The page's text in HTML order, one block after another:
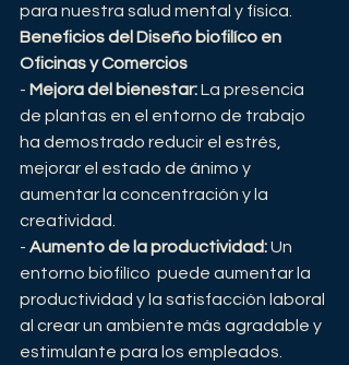
para nuestra salud mental y física.
Beneficios del Diseño biofilíco en
Oficinas y Comercios
- Mejora del bienestar: La presencia
de plantas en el entorno de trabajo
ha demostrado reducir el estrés,
mejorar el estado de ánimo y
aumentar la concentración y la
creatividad.
- Aumento de la productividad: Un
entorno biofilíco  puede aumentar la
productividad y la satisfacción laboral
al crear un ambiente más agradable y
estimulante para los empleados.